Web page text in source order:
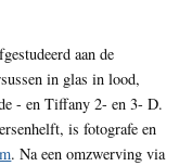
aan de
in glas in lood,
- en Tiffany 2- en 3- D.
is fotografe en
. Na een omzwerving via